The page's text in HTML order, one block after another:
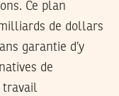
Ce plan
de dollars
garantie d’y
de
travail